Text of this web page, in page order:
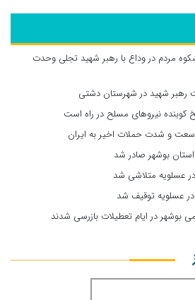
مردم در وداع با رهبر شهید تجلی وحدت
رهبر شهید در شهرستان دشتی
کوبنده نیروهای مسلح در راه است
و شدت حملات اخیر به ایران
بوشهر صادر شد
در عسلویه توقیف شد
بوشهر در ایام تعطیلات بازرسی شدند